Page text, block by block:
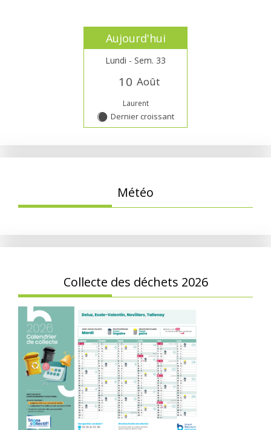
Aujourd'hui
Lundi - Sem. 33
1 0 Août
Laurent
Y Dernier croissant
Météo
Collecte des déchets 2026